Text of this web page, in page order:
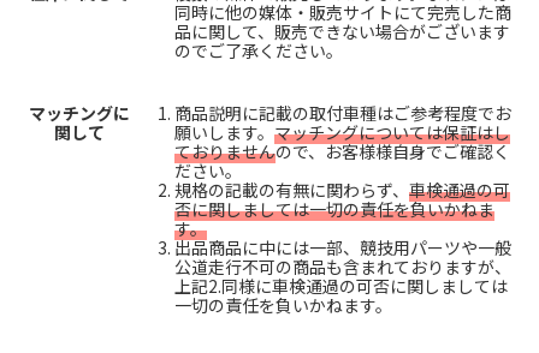
同時に他の媒体・販売サイトにて完売した商
品に関して、販売できない場合がございます
のでご了承ください。
マッチングに
関して
商品説明に記載の取付車種はご参考程度でお
願いします。 マッチングについては保証はし
ておりませんので、お客様様自身でご確認く
ださい。
規格の記載の有無に関わらず、 車検通過の可
否に関しましては一切の責任を負いかねま
す。
出品商品に中には一部、競技用パーツや一般
公道走行不可の商品も含まれておりますが、
上記2.同様に車検通過の可否に関しましては
一切の責任を負いかねます。